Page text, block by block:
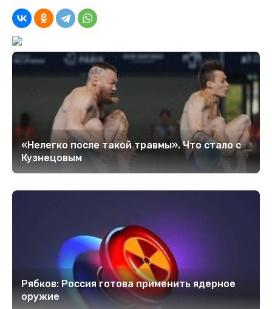
«Нелегко после такой травмы». Что стало с
Кузнецовым
Рябков: Россия готова применить ядерное
оружие